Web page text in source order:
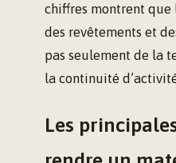
chiffres montrent que
des revêtements et
pas seulement de la
la continuité
Les